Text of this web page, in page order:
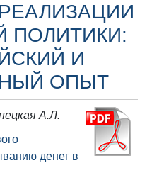
ПОЛИТИКИ:
И
ОПЫТ
А.Л.
денег в